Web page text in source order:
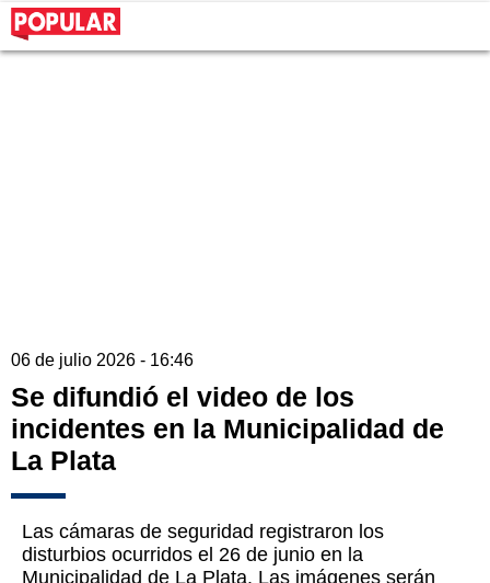
06 de julio 2026 - 16:46
Se difundió el video de los
incidentes en la Municipalidad de
La Plata
Las cámaras de seguridad registraron los
disturbios ocurridos el 26 de junio en la
Municipalidad de La Plata. Las imágenes serán